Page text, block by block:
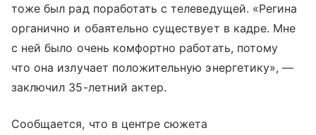
тоже был рад поработать с телеведущей. «Регина
органично и обаятельно существует в кадре. Мне
с ней было очень комфортно работать, потому
что она излучает положительную энергетику», —
заключил 35-летний актер.
Сообщается, что в центре сюжета